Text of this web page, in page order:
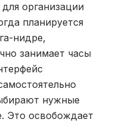
организации
планируется
нидре,
занимает часы
нужные
Это освобождает